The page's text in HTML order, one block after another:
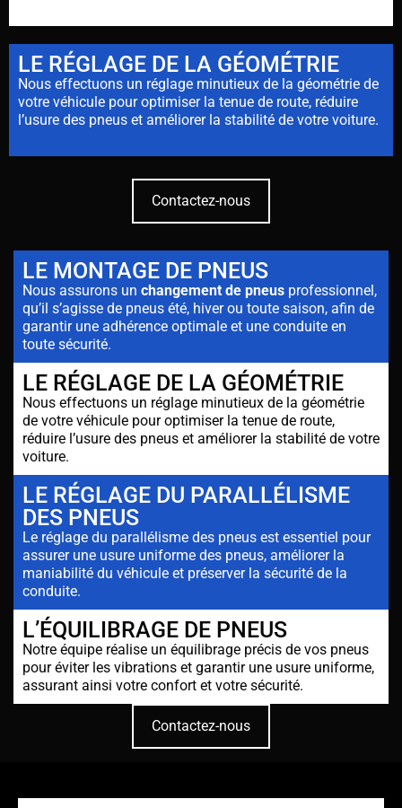
LE RÉGLAGE DE LA GÉOMÉTRIE
Nous effectuons un réglage minutieux de la géométrie de
votre véhicule pour optimiser la tenue de route, réduire
l’usure des pneus et améliorer la stabilité de votre voiture.
Contactez-nous
LE MONTAGE DE PNEUS
Nous assurons un changement de pneus professionnel,
qu’il s’agisse de pneus été, hiver ou toute saison, afin de
garantir une adhérence optimale et une conduite en
toute sécurité.
L’ÉQUILIBRAGE DE PNEUS
Notre équipe réalise un équilibrage précis de vos pneus
pour éviter les vibrations et garantir une usure uniforme,
assurant ainsi votre confort et votre sécurité.
LE RÉGLAGE DE LA GÉOMÉTRIE
Nous effectuons un réglage minutieux de la géométrie
de votre véhicule pour optimiser la tenue de route,
réduire l’usure des pneus et améliorer la stabilité de votre
voiture.
LE RÉGLAGE DU PARALLÉLISME
DES PNEUS
Le réglage du parallélisme des pneus est essentiel pour
assurer une usure uniforme des pneus, améliorer la
maniabilité du véhicule et préserver la sécurité de la
conduite.
Contactez-nous